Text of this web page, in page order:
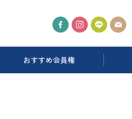
おすすめ会員権